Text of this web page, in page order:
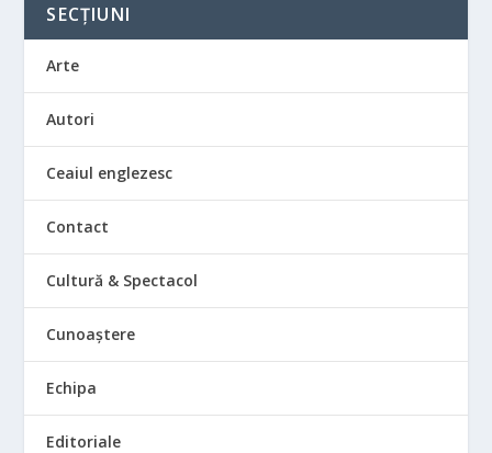
SECȚIUNI
Arte
Autori
Ceaiul englezesc
Contact
Cultură & Spectacol
Cunoaștere
Echipa
Editoriale